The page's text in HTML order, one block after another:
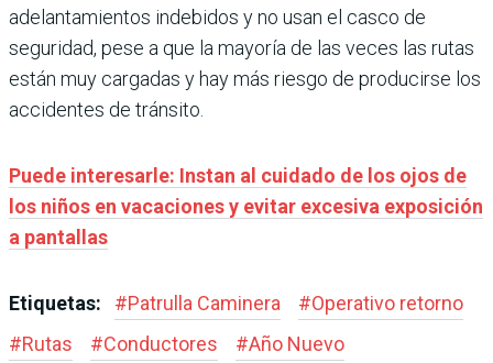
adelantamientos indebidos y no usan el casco de
seguridad, pese a que la mayoría de las veces las rutas
están muy cargadas y hay más riesgo de producirse los
accidentes de tránsito.
Puede interesarle: Instan al cuidado de los ojos de
los niños en vacaciones y evitar excesiva exposición
a pantallas
Etiquetas: #Patrulla Caminera #Operativo retorno
#Rutas #Conductores #Año Nuevo